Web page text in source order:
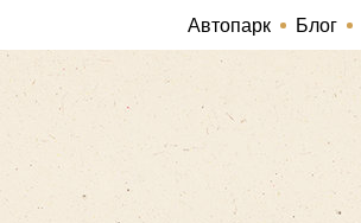
Автопарк Блог